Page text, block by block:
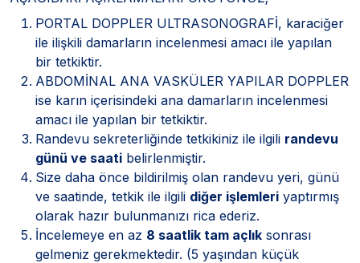
PORTAL DOPPLER ULTRASONOGRAFİ, karaciğer
ile ilişkili damarların incelenmesi amacı ile yapılan
bir tetkiktir.
ABDOMİNAL ANA VASKÜLER YAPILAR DOPPLER
ise karın içerisindeki ana damarların incelenmesi
amacı ile yapılan bir tetkiktir.
Randevu sekreterliğinde tetkikiniz ile ilgili randevu
günü ve saati belirlenmiştir.
Size daha önce bildirilmiş olan randevu yeri, günü
ve saatinde, tetkik ile ilgili diğer işlemleri yaptırmış
olarak hazır bulunmanızı rica ederiz.
İncelemeye en az 8 saatlik tam açlık sonrası
gelmeniz gerekmektedir. (5 yaşından küçük